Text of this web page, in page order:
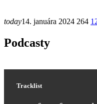
today14. januára 2024 264
Podcasty
Tracklist